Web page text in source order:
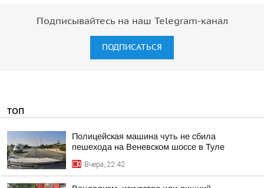
Подписывайтесь на наш Telegram-канал
ПОДПИСАТЬСЯ
ТОП
Полицейская машина чуть не сбила
пешехода на Веневском шоссе в Туле
Вчера, 22:42